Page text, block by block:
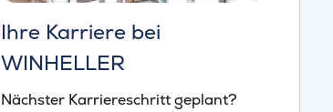
Ihre Karriere bei
WINHELLER
Nächster Karriereschritt geplant?